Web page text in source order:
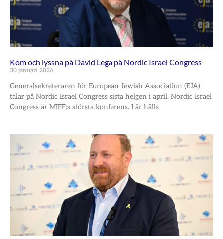
Kom och lyssna på David Lega på Nordic Israel Congress
30 januari 2026
Generalsekreteraren för European Jewish Association (EJA)
talar på Nordic Israel Congress sista helgen i april. Nordic Israel
Congress är MIFF:s största konferens. I år hålls